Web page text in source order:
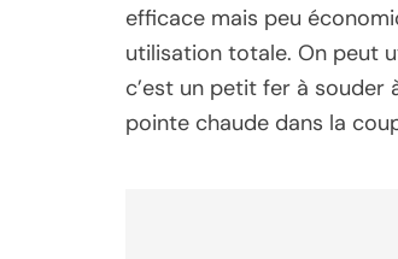
efficace mais peu
utilisation totale. On peut
c’est un petit fer à souder
pointe chaude dans la